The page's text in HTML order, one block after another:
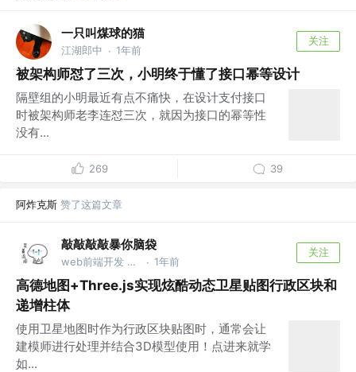
一只叫煤球的猫
江湖郎中 · 1年前
关注
被架构师怼了三次，小明终于懂了接口幂等设计
隔壁组的小明最近有点不痛快，在设计支付接口
时被架构师老李连怼三次，就因为接口的幂等性
没有...
269 39
阿炸克斯 赞了这篇文章
敲敲敲敲暴你脑袋
web前端开发 @可视化 · 1年前
关注
高德地图+Three.js实现炫酷动态卫星贴图行政区块和
递增柱体
使用卫星地图时作为行政区块贴图时，通常会让
建模师进行处理并结合3D模型使用！点进来就学
如...